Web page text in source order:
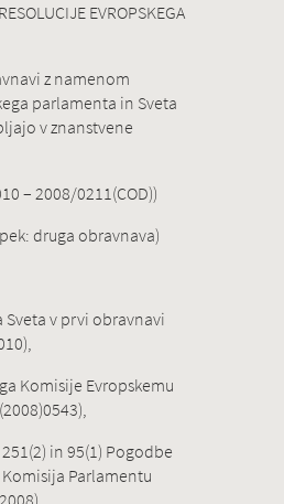
EVROPSKEGA
z namenom
parlamenta in Sveta
v znanstvene
– 2008/0211(COD))
druga obravnava)
v prvi obravnavi
Komisije Evropskemu
in 95(1) Pogodbe
Parlamentu